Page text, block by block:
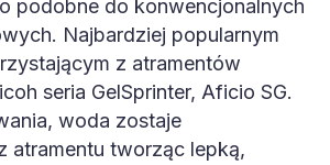
podobne do konwencjonalnych
Najbardziej popularnym
z atramentów
seria GelSprinter, Aficio SG.
woda zostaje
atramentu tworząc lepką,